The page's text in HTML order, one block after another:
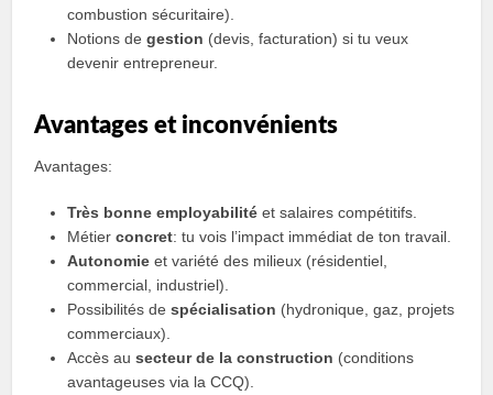
combustion sécuritaire).
Notions degestion (devis, facturation) si tu veux
devenir entrepreneur.
Avantages et inconvénients
Avantages:
Très bonne employabilité et salaires compétitifs.
Métierconcret: tu vois l’impact immédiat de ton travail.
Autonomie et variété des milieux (résidentiel,
commercial, industriel).
Possibilités despécialisation (hydronique, gaz, projets
commerciaux).
Accès ausecteur de la construction (conditions
avantageuses via la CCQ).